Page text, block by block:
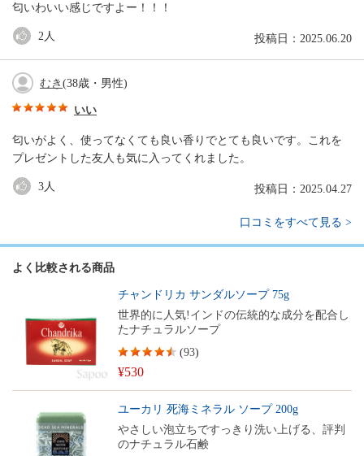
匂いわいい感じですよー！！！
投稿日：2025.06.20
2 人
むき (38歳・男性)
いい
匂いがよく、使ってなくても良い香りでとても良いです。これを
プレゼントした友人も気に入ってくれました。
投稿日：2025.04.27
3 人
口コミをすべて見る >
よく比較される商品
チャンドリカ サンダルソープ 75g
世界的に人気!インドの伝統的な成分を配合し
たナチュラルソープ
¥530
(93)
ユーカリ 死海ミネラル ソープ 200g
やさしい泡立ちですっきり洗い上げる、評判
のナチュラル石鹸